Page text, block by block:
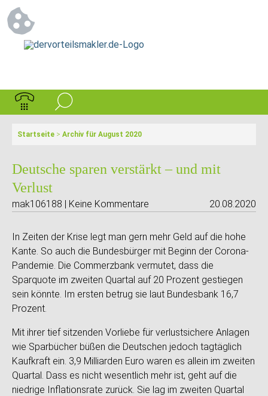
Startseite > Archiv für August 2020
Deutsche sparen verstärkt – und mit
Verlust
mak106188 | Keine Kommentare 20.08.2020
In Zeiten der Krise legt man gern mehr Geld auf die hohe
Kante. So auch die Bundesbürger mit Beginn der Corona-
Pandemie. Die Commerzbank vermutet, dass die
Sparquote im zweiten Quartal auf 20 Prozent gestiegen
sein könnte. Im ersten betrug sie laut Bundesbank 16,7
Prozent.
Mit ihrer tief sitzenden Vorliebe für verlustsichere Anlagen
wie Sparbücher büßen die Deutschen jedoch tagtäglich
Kaufkraft ein. 3,9 Milliarden Euro waren es allein im zweiten
Quartal. Dass es nicht wesentlich mehr ist, geht auf die
niedrige Inflationsrate zurück. Sie lag im zweiten Quartal